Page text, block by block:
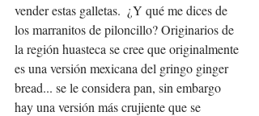
vender estas galletas.  ¿Y qué me dices de
los marranitos de piloncillo? Originarios de
la región huasteca se cree que originalmente
es una versión mexicana del gringo ginger
bread... se le considera pan, sin embargo
hay una versión más crujiente que se